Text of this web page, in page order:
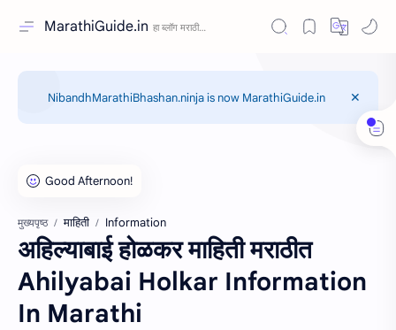
MarathiGuide.in
NibandhMarathiBhashan.ninja is now MarathiGuide.in
मुख्यपृष्ठ माहिती Information
अहिल्याबाई होळकर माहिती मराठीत
Ahilyabai Holkar Information
In Marathi